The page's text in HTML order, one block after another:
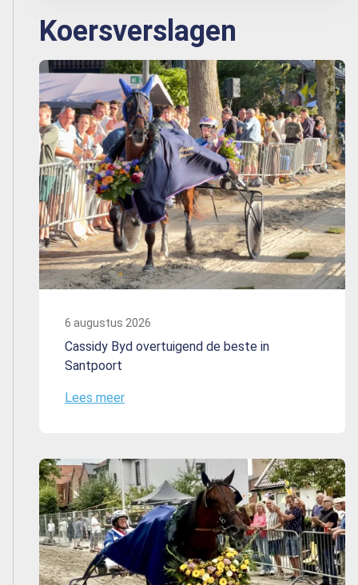
Koersverslagen
6 augustus 2026
Cassidy Byd overtuigend de beste in
Santpoort
Lees meer